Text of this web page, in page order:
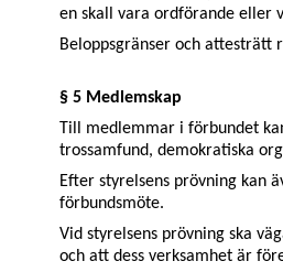
en skall vara ordförande eller
Beloppsgränser och attesträtt
§ 5 Medlemskap
Till medlemmar i förbundet
trossamfund, demokratiska
Efter styrelsens prövning kan
förbundsmöte.
Vid styrelsens prövning ska
och att dess verksamhet är